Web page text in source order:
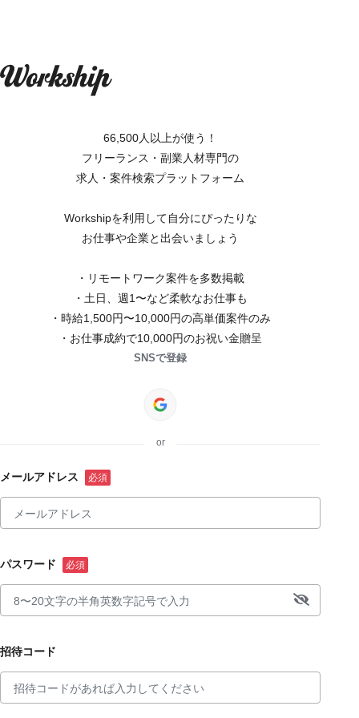
66,500人以上が使う！
フリーランス・副業人材専門の
求人・案件検索プラットフォーム
Workshipを利用して自分にぴったりな
お仕事や企業と出会いましょう
・リモートワーク案件を多数掲載
・土日、週1〜など柔軟なお仕事も
・時給1,500円〜10,000円の高単価案件のみ
・お仕事成約で10,000円のお祝い金贈呈
SNSで登録
or
メールアドレス
パスワード
招待コード